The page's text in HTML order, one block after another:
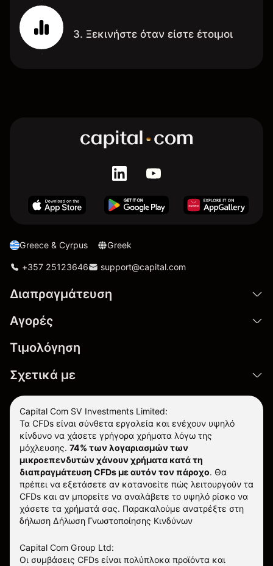
3. Ξεκινήστε όταν είστε έτοιμοι
Greece & Cyrpus Greek
+357 25123646 support@capital.com
Διαπραγμάτευση
Αγορές
Τιμολόγηση
Σχετικά με
Capital Com SV Investments Limited:
Τα CFDs είναι σύνθετα εργαλεία και ενέχουν υψηλό
κίνδυνο να χάσετε γρήγορα χρήματα λόγω της
μόχλευσης. 74% των λογαριασμών των
μικροεπενδυτών χάνουν χρήματα κατά τη
διαπραγμάτευση CFDs με αυτόν τον πάροχο. Θα
πρέπει να εξετάσετε αν κατανοείτε πώς λειτουργούν τα
CFDs και αν μπορείτε να αναλάβετε το υψηλό ρίσκο να
χάσετε τα χρήματά σας. Παρακαλούμε ανατρέξτε στη
δήλωση Δήλωση Γνωστοποίησης Κινδύνων
Capital Com Group Ltd:
Οι συμβάσεις CFDs είναι πολύπλοκα προϊόντα και